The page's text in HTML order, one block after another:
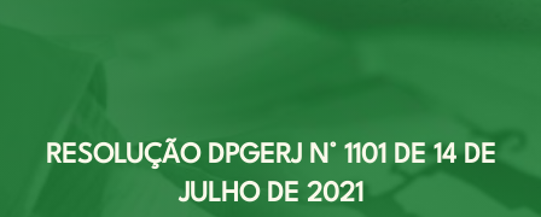
RESOLUÇÃO DPGERJ N° 1101 DE 14 DE
JULHO DE 2021